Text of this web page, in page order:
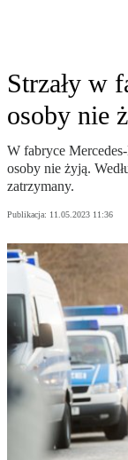
Strzały w
osoby nie
W fabryce
osoby nie żyją.
zatrzymany.
Publikacja: 11.05.2023 11:36